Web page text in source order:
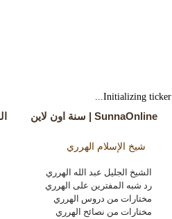
Initializing ticker...
SunnaOnline | سنة اون لاين
شيخ الإسلام الهرري
الشيخ الجليل عبد الله الهرري
رد شبه المفترين على الهرري
مختارات من دروس الهرري
مختارات من نصائح الهرري